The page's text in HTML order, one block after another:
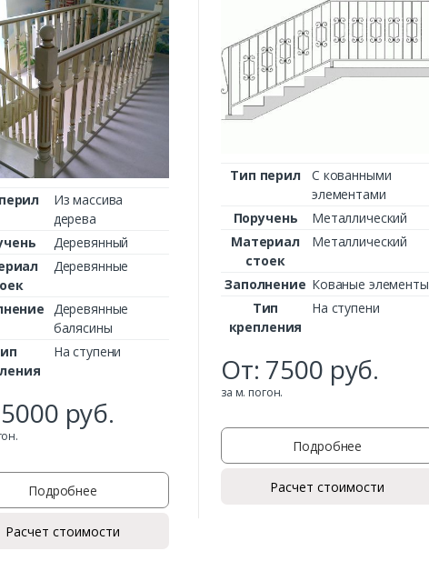
Заказать
Ваш телефон*
Из массива
дерева
Деревянный
Деревянные
Деревянные
балясины
На ступени
5000 руб.
Подробнее
Расчет стоимости
Тип перил
С кованными
элементами
Поручень
Металлический
Материал
стоек
Металлический
Заполнение Кованые элементы
Тип
крепления
На ступени
От: 7500 руб.
за м. погон.
Подробнее
Расчет стоимости